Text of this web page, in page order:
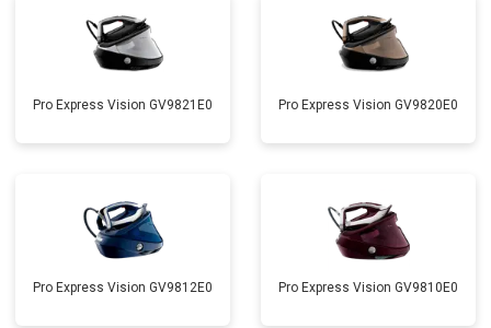
Pro Express Vision GV9821E0 Pro Express Vision GV9820E0
Pro Express Vision GV9812E0 Pro Express Vision GV9810E0